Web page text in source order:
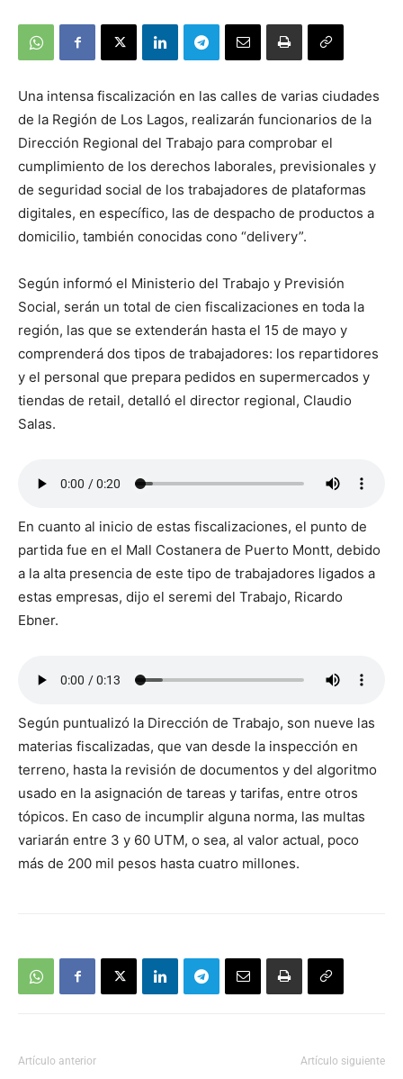
Una intensa fiscalización en las calles de varias ciudades
de la Región de Los Lagos, realizarán funcionarios de la
Dirección Regional del Trabajo para comprobar el
cumplimiento de los derechos laborales, previsionales y
de seguridad social de los trabajadores de plataformas
digitales, en específico, las de despacho de productos a
domicilio, también conocidas cono “delivery”.
Según informó el Ministerio del Trabajo y Previsión
Social, serán un total de cien fiscalizaciones en toda la
región, las que se extenderán hasta el 15 de mayo y
comprenderá dos tipos de trabajadores: los repartidores
y el personal que prepara pedidos en supermercados y
tiendas de retail, detalló el director regional, Claudio
Salas.
En cuanto al inicio de estas fiscalizaciones, el punto de
partida fue en el Mall Costanera de Puerto Montt, debido
a la alta presencia de este tipo de trabajadores ligados a
estas empresas, dijo el seremi del Trabajo, Ricardo
Ebner.
Según puntualizó la Dirección de Trabajo, son nueve las
materias fiscalizadas, que van desde la inspección en
terreno, hasta la revisión de documentos y del algoritmo
usado en la asignación de tareas y tarifas, entre otros
tópicos. En caso de incumplir alguna norma, las multas
variarán entre 3 y 60 UTM, o sea, al valor actual, poco
más de 200 mil pesos hasta cuatro millones.
Artículo anterior Artículo siguiente